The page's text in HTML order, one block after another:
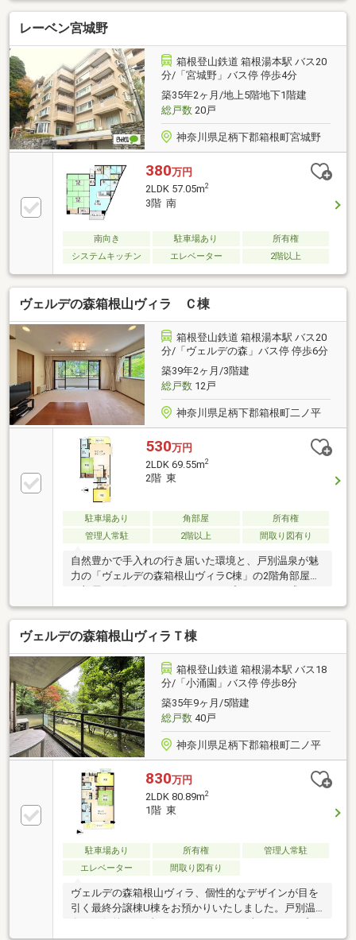
較的良好の状態です。ご見学は事前予約にて承りま
す。お問い合わせをお待ちしております。
レーベン宮城野
箱根登山鉄道 箱根湯本駅 バス20
分/「宮城野」バス停 停歩4分
築35年2ヶ月/地上5階地下1階建
総戸数20戸
神奈川県足柄下郡箱根町宮城野
380万円
2LDK 57.05m2
3階 南
南向き 駐車場あり
所有権
システムキッチン
エレベーター 2階以上
ヴェルデの森箱根山ヴィラ Ｃ棟
箱根登山鉄道 箱根湯本駅 バス20
分/「ヴェルデの森」バス停 停歩6分
築39年2ヶ月/3階建
総戸数12戸
神奈川県足柄下郡箱根町二ノ平
530万円
2LDK 69.55m2
2階 東
駐車場あり 角部屋
所有権
管理人常駐
2階以上 間取り図有り
自然豊かで手入れの行き届いた環境と、戸別温泉が魅
力の「ヴェルデの森箱根山ヴィラC棟」の2階角部屋の
る眺望となっており、窓からは丁寧に整えられた植栽
の景色をお楽しみいただけます。ご内見のご予約な
ど、ぜひお気軽にお問い合わせくださいませ。
ヴェルデの森箱根山ヴィラＴ棟
箱根登山鉄道 箱根湯本駅 バス18
分/「小涌園」バス停 停歩8分
築35年9ヶ月/5階建
総戸数40戸
神奈川県足柄下郡箱根町二ノ平
830万円
2LDK 80.89m2
1階 東
駐車場あり 所有権
管理人常駐
エレベーター
間取り図有り
ヴェルデの森箱根山ヴィラ、個性的なデザインが目を
引く最終分譲棟U棟をお預かりいたしました。戸別温